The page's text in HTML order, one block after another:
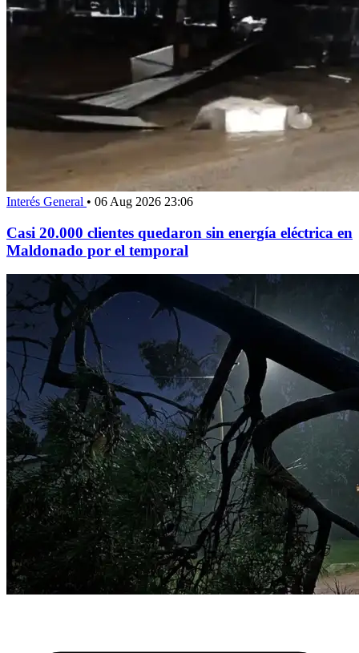
Interés General • 06 Aug 2026 23:06
Casi 20.000 clientes quedaron sin energía eléctrica en
Maldonado por el temporal